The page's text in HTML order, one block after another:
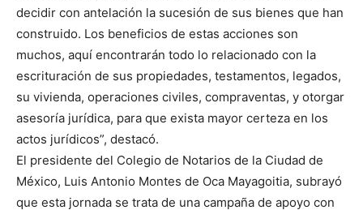
decidir con antelación la sucesión de sus bienes que han
construido. Los beneficios de estas acciones son
muchos, aquí encontrarán todo lo relacionado con la
escrituración de sus propiedades, testamentos, legados,
su vivienda, operaciones civiles, compraventas, y otorgar
asesoría jurídica, para que exista mayor certeza en los
actos jurídicos”, destacó.
El presidente del Colegio de Notarios de la Ciudad de
México, Luis Antonio Montes de Oca Mayagoitia, subrayó
que esta jornada se trata de una campaña de apoyo con